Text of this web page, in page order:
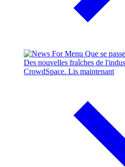
Que se
Des nouvelles fraîches de
CrowdSpace. Lis maintenant